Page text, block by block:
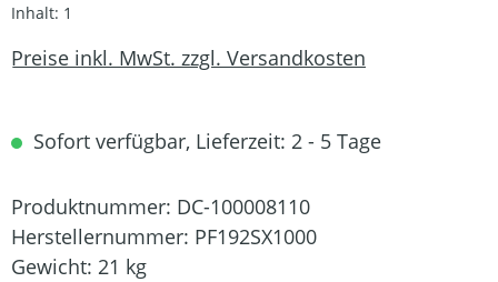
Inhalt: 1
Preise inkl. MwSt. zzgl. Versandkosten
Sofort verfügbar, Lieferzeit: 2 - 5 Tage
Produktnummer: DC-100008110
Herstellernummer: PF192SX1000
Gewicht: 21 kg